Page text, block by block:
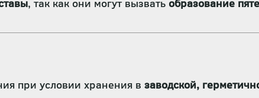
, так как они могут вызвать образование
при условии хранения в заводской,